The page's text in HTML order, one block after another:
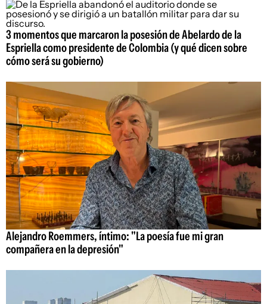
3 momentos que marcaron la posesión de Abelardo de la
Espriella como presidente de Colombia (y qué dicen sobre
cómo será su gobierno)
Alejandro Roemmers, íntimo: "La poesía fue mi gran
compañera en la depresión"